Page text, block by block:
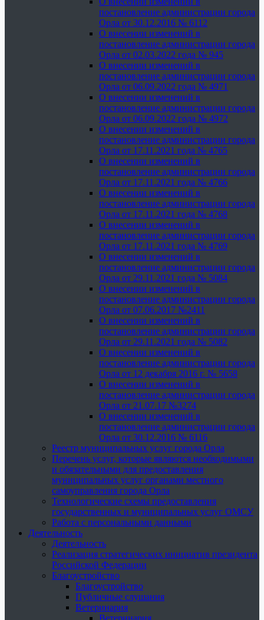
постановление администрации города
Орла от 30.12.2016 № 6112
О внесении изменений в
постановление администрации города
Орла от 02.03.2022 года № 945
О внесении изменений в
постановление администрации города
Орла от 06.09.2022 года № 4971
О внесении изменений в
постановление администрации города
Орла от 06.09.2022 года № 4972
О внесении изменений в
постановление администрации города
Орла от 17.11.2021 года № 4765
О внесении изменений в
постановление администрации города
Орла от 17.11.2021 года № 4766
О внесении изменений в
постановление администрации города
Орла от 17.11.2021 года № 4768
О внесении изменений в
постановление администрации города
Орла от 17.11.2021 года № 4769
О внесении изменений в
постановление администрации города
Орла от 29.11.2021 года № 5084
О внесении изменений в
постановление администрации города
Орла от 07.06.2017 №2411
О внесении изменений в
постановление администрации города
Орла от 29.11.2021 года № 5082
О внесении изменений в
постановление администрации города
Орла от 12 декабря 2016 г. № 5658
О внесении изменений в
постановление администрации города
Орла от 21.07.17 №3274
О внесении изменений в
постановление администрации города
Орла от 30.12.2016 № 6116
Реестр муниципальных услуг города Орла
Перечень услуг, которые являются необходимыми
и обязательными для предоставления
муниципальных услуг органами местного
самоуправления города Орла
Технологические схемы предоставления
государственных и муниципальных услуг ОМСУ
Работа с персональными данными
Деятельность
Деятельность
Реализация стратегических инициатив президента
Российской Федерации
Благоустройство
Благоустройство
Публичные слушания
Ветеринария
Ветеринария